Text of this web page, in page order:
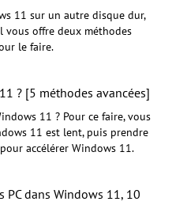
11 sur un autre disque dur,
vous offre deux méthodes
le faire.
? [5 méthodes avancées]
11 ? Pour ce faire, vous
11 est lent, puis prendre
accélérer Windows 11.
PC dans Windows 11, 10